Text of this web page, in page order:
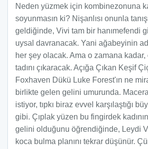
Neden yüzmek için kombinezonuna
soyunmasın ki? Nişanlısı onunla
geldiğinde, Vivi tam bir hanımefendi
uysal davranacak. Yani ağabeyinin
her şey olacak. Ama o zamana
tadını çıkaracak. Açığa Çıkan Keşif
Foxhaven Dükü Luke Forest'ın ne
birlikte gelen gelini umurunda.
istiyor, tıpkı biraz evvel karşılaştığı
gibi. Çıplak yüzen bu fingirdek
gelini olduğunu öğrendiğinde, Leydi
koca bulma planını tekrar düşünür.